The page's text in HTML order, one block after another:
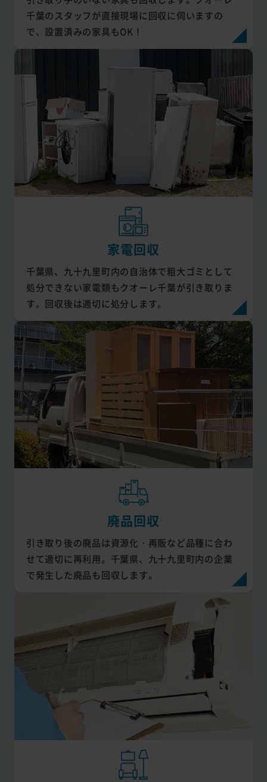
千葉のスタッフが直接現場に回収に伺いますの
で、設置済みの家具もOK！
家電回収
千葉県、九十九里町内の自治体で粗大ゴミとして
処分できない家電類もクオーレ千葉が引き取りま
す。回収後は適切に処分します。
廃品回収
引き取り後の廃品は資源化・再販など品種に合わ
せて適切に再利用。千葉県、九十九里町内の企業
で発生した廃品も回収します。